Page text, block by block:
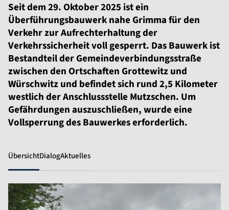
Seit dem 29. Oktober 2025 ist ein
Überführungsbauwerk nahe Grimma für den
Verkehr zur Aufrechterhaltung der
Verkehrssicherheit voll gesperrt. Das Bauwerk ist
Bestandteil der Gemeindeverbindungsstraße
zwischen den Ortschaften Grottewitz und
Würschwitz und befindet sich rund 2,5 Kilometer
westlich der Anschlussstelle Mutzschen. Um
Gefährdungen auszuschließen, wurde eine
Vollsperrung des Bauwerkes erforderlich.
ÜbersichtDialogAktuelles